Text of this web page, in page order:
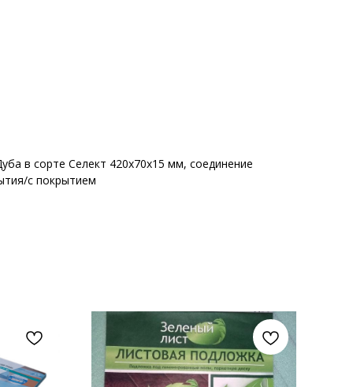
в сорте Селект 420х70х15 мм, соединение
с покрытием